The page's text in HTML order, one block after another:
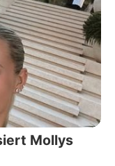
Mollys